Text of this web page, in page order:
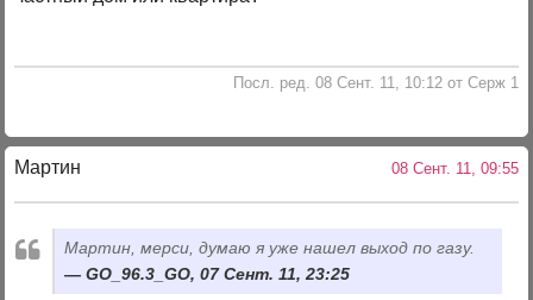
Посл. ред. 08 Сент. 11, 10:12 от Серж 1
Мартин 08 Сент. 11, 09:55
Мартин, мерси, думаю я уже нашел выход по газу.
GO_96.3_GO, 07 Сент. 11, 23:25